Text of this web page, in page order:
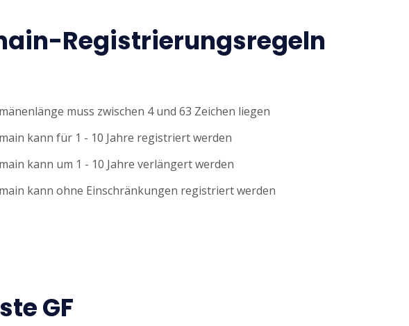
Registrierungsregeln
muss zwischen 4 und 63 Zeichen liegen
kann für 1 - 10 Jahre registriert werden
kann um 1 - 10 Jahre verlängert werden
kann ohne Einschränkungen registriert werden
GF